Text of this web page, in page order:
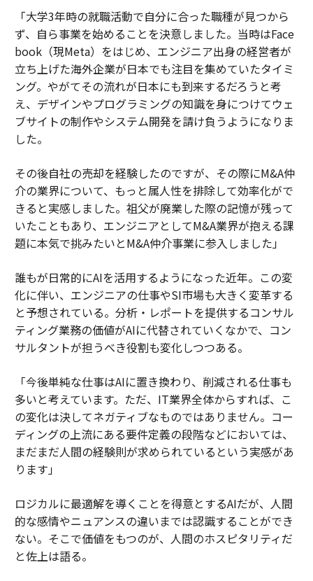
「大学3年時の就職活動で自分に合った職種が見つから
ず、自ら事業を始めることを決意しました。当時はFace
book（現Meta）をはじめ、エンジニア出身の経営者が
立ち上げた海外企業が日本でも注目を集めていたタイミ
ング。やがてその流れが日本にも到来するだろうと考
え、デザインやプログラミングの知識を身につけてウェ
ブサイトの制作やシステム開発を請け負うようになりま
した。
その後自社の売却を経験したのですが、その際にM&A仲
介の業界について、もっと属人性を排除して効率化がで
きると実感しました。祖父が廃業した際の記憶が残って
いたこともあり、エンジニアとしてM&A業界が抱える課
題に本気で挑みたいとM&A仲介事業に参入しました」
誰もが日常的にAIを活用するようになった近年。この変
化に伴い、エンジニアの仕事やSI市場も大きく変革する
と予想されている。分析・レポートを提供するコンサル
ティング業務の価値がAIに代替されていくなかで、コン
サルタントが担うべき役割も変化しつつある。
「今後単純な仕事はAIに置き換わり、削減される仕事も
多いと考えています。ただ、IT業界全体からすれば、こ
の変化は決してネガティブなものではありません。コー
ディングの上流にある要件定義の段階などにおいては、
まだまだ人間の経験則が求められているという実感があ
ります」
ロジカルに最適解を導くことを得意とするAIだが、人間
的な感情やニュアンスの違いまでは認識することができ
ない。そこで価値をもつのが、人間のホスピタリティだ
と佐上は語る。